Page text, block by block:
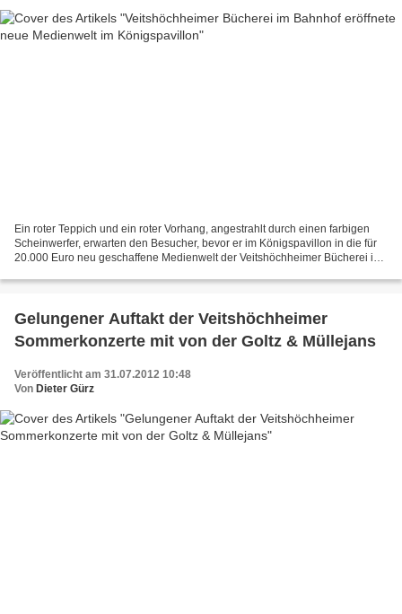
Ein roter Teppich und ein roter Vorhang, angestrahlt durch einen farbigen
Scheinwerfer, erwarten den Besucher, bevor er im Königspavillon in die für
20.000 Euro neu geschaffene Medienwelt der Veitshöchheimer Bücherei im
Gelungener Auftakt der Veitshöchheimer
Sommerkonzerte mit von der Goltz & Müllejans
Veröffentlicht am 31.07.2012 10:48
Von Dieter Gürz